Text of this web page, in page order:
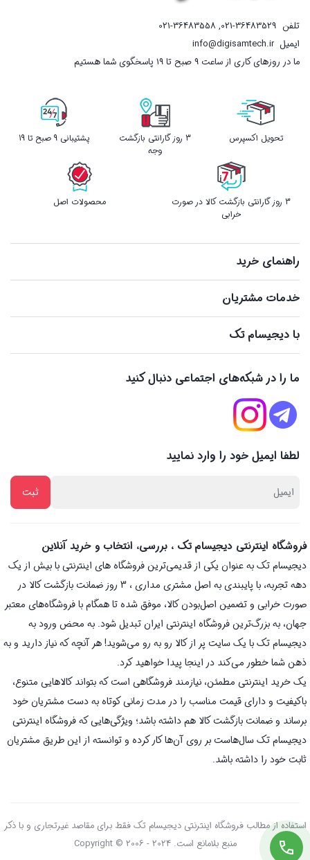
تلفن 021-36483529
,
021-36483558
ایمیلinfo@digisamtech.ir
ما در روزهای کاری از ساعت ۹ صبح تا ۱۹ پاسخگوی شما هستیم
تحویل اکسپرس
3 روز گارانتی بازگشت
وجه
پشتیبانی 9 صبح تا 19
3 روز گارانتی بازگشت کالا در صورت
خرابی
محصولات اصل
راهنمای خرید
خدمات مشتریان
با دیجیسام تک
ما را در شبکه‌های اجتماعی دنبال کنید
لطفا ایمیل خود را وارد نمایید
فروشگاه اینترنتی دیجیسام تک ، بررسی، انتخاب و خرید آنلاین
دیجیسام تک به عنوان یکی از قدیمی‌ترین فروشگاه های اینترنتی با بیش از یک
دهه تجربه، با پایبندی به اصل مشتری مداری ، 3 روز ضمانت بازگشت کالا در
صورت خرابی و تضمین اصل‌بودن کالا، موفق شده تا همگام با فروشگاه‌های معتبر
جهان، به بزرگ‌ترین فروشگاه اینترنتی ایران تبدیل شود. به محض ورود به
دیجیسام تک با یک سایت پر از کالا رو به رو می‌شوید! هر آنچه که نیاز دارید و به
ذهن شما خطور می‌کند در اینجا پیدا خواهید کرد.
یک خرید اینترنتی مطمئن، نیازمند فروشگاهی است که بتواند کالاهایی متنوع،
باکیفیت و دارای قیمت مناسب را در مدت زمانی کوتاه به دست مشتریان خود
برساند و ضمانت بازگشت کالا هم داشته باشد؛ ویژگی‌هایی که فروشگاه اینترنتی
دیجیسام تک سال‌هاست بر روی آن‌ها کار کرده و توانسته از این طریق مشتریان
ثابت خود را داشته باشد.
استفاده از مطالب فروشگاه اینترنتی دیجیسام تک فقط برای مقاصد غیرتجاری و با ذکر
منبع بلامانع است. Copyright © 2006 - 2024